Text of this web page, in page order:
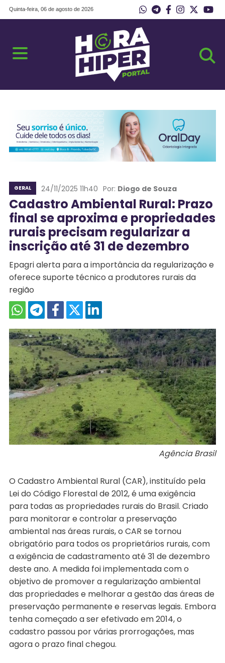
Quinta-feira, 06 de agosto de 2026
GERAL 24/11/2025 11h40 Por: Diogo de Souza
Cadastro Ambiental Rural: Prazo
final se aproxima e propriedades
rurais precisam regularizar a
inscrição até 31 de dezembro
Epagri alerta para a importância da regularização e
oferece suporte técnico a produtores rurais da
região
Agência Brasil
O Cadastro Ambiental Rural (CAR), instituído pela
Lei do Código Florestal de 2012, é uma exigência
para todas as propriedades rurais do Brasil. Criado
para monitorar e controlar a preservação
ambiental nas áreas rurais, o CAR se tornou
obrigatório para todos os proprietários rurais, com
a exigência de cadastramento até 31 de dezembro
deste ano. A medida foi implementada com o
objetivo de promover a regularização ambiental
das propriedades e melhorar a gestão das áreas de
preservação permanente e reservas legais. Embora
tenha começado a ser efetivado em 2014, o
cadastro passou por várias prorrogações, mas
agora o prazo final chegou.